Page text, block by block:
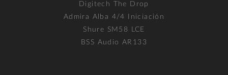
Digitech The Drop
Admira Alba 4/4 Iniciación
Shure SM58 LCE
BSS Audio AR133